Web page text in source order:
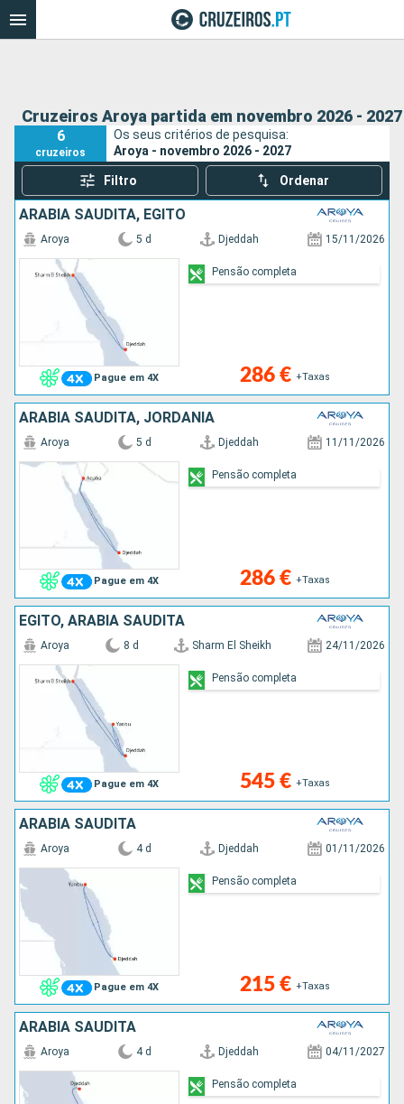
Cruzeiros Aroya partida em novembro 2026 - 2027
6
cruzeiros
Os seus critérios de pesquisa:
Aroya - novembro 2026 - 2027
Filtro Ordenar
ARABIA SAUDITA, EGITO
Pague em 4X
Aroya 5 d Djeddah 15/11/2026
286 € +Taxas
Pensão completa
ARABIA SAUDITA, JORDÂNIA
Pague em 4X
Aroya 5 d Djeddah 11/11/2026
286 € +Taxas
Pensão completa
EGITO, ARABIA SAUDITA
Pague em 4X
Aroya 8 d Sharm El Sheikh 24/11/2026
545 € +Taxas
Pensão completa
ARABIA SAUDITA
Pague em 4X
Aroya 4 d Djeddah 01/11/2026
215 € +Taxas
Pensão completa
ARABIA SAUDITA
Aroya 4 d Djeddah 04/11/2027
Pensão completa